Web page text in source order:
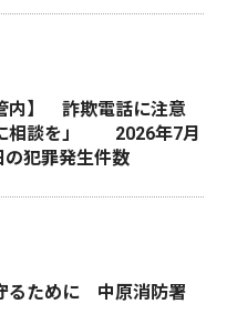
内】 詐欺電話に注意
に相談を」 2026年7月
犯罪発生件数
るために 中原消防署